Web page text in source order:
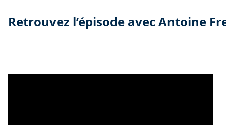
Retrouvez l’épisode avec Antoine